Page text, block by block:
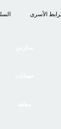
الأسرى